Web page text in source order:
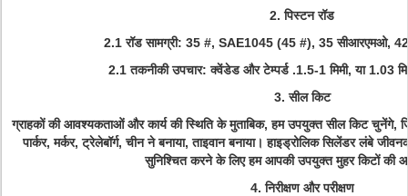
2. पिस्टन रॉड
2.1 रॉड सामग्री: 35 #, SAE1045 (45 #), 35 सीआरएमओ,
2.1 तकनीकी उपचार: क्वेंडेड और टेम्पर्ड .1.5-1 मिमी, या 1.03
3. सील किट
ग्राहकों की आवश्यकताओं और कार्य की स्थिति के मुताबिक, हम उपयुक्त सील किट
पार्कर, मर्कर, ट्रेलेबॉर्ग, चीन ने बनाया, ताइवान बनाया। हाइड्रोलिक सिलेंडर लंबे
सुनिश्चित करने के लिए हम आपकी उपयुक्त मुहर किटों की
4. निरीक्षण और परीक्षण